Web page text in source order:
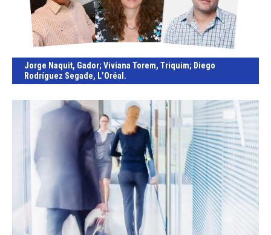
Jorge Naquit, Gador; Viviana Torem, Triquim; Diego
Rodríguez Segade, L’Oréal.